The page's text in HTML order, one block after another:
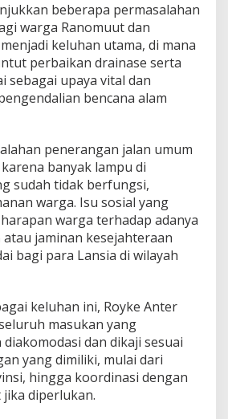
i
a
a
d
i
P
r
i
t
a
s
U
t
a
beberapa permasalahan
warga Ranomuut dan
keluhan utama, di mana
perbaikan drainase serta
sebagai upaya vital dan
bencana alam
penerangan jalan umum
banyak lampu di
sudah tidak berfungsi,
warga. Isu sosial yang
warga terhadap adanya
jaminan kesejahteraan
bagi para Lansia di wilayah
keluhan ini, Royke Anter
masukan yang
dan dikaji sesuai
yang dimiliki, mulai dari
hingga koordinasi dengan
diperlukan.